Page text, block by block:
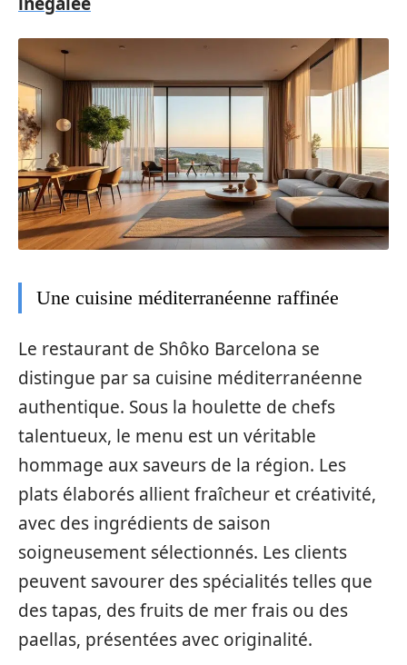
Une cuisine méditerranéenne raffinée
Le restaurant de Shôko Barcelona se
distingue par sa cuisine méditerranéenne
authentique. Sous la houlette de chefs
talentueux, le menu est un véritable
hommage aux saveurs de la région. Les
plats élaborés allient fraîcheur et créativité,
avec des ingrédients de saison
soigneusement sélectionnés. Les clients
peuvent savourer des spécialités telles que
des tapas, des fruits de mer frais ou des
paellas, présentées avec originalité.